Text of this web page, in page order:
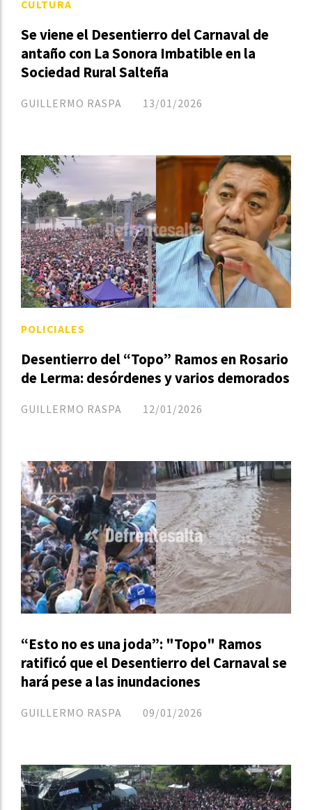
Se viene el Desentierro del Carnaval de
antaño con La Sonora Imbatible en la
Sociedad Rural Salteña
GUILLERMO RASPA
CULTURA
13/01/2026
Desentierro del “Topo” Ramos en Rosario
de Lerma: desórdenes y varios demorados
GUILLERMO RASPA
POLICIALES
12/01/2026
“Esto no es una joda”: "Topo" Ramos
ratificó que el Desentierro del Carnaval se
hará pese a las inundaciones
GUILLERMO RASPA 09/01/2026